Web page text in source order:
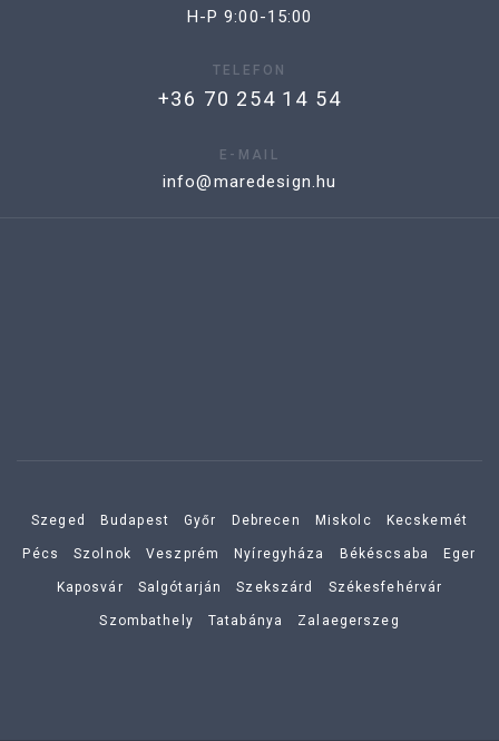
H-P 9:00-15:00
TELEFON
+36 70 254 14 54
E-MAIL
info@maredesign.hu
Szeged Budapest Győr Debrecen Miskolc Kecskemét
Pécs Szolnok Veszprém Nyíregyháza Békéscsaba Eger
Kaposvár Salgótarján Szekszárd Székesfehérvár
Szombathely Tatabánya Zalaegerszeg